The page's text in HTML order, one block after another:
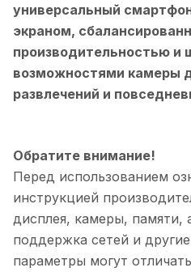
универсальный
экраном,
производительностью и
возможностями камеры
развлечений и
Обратите внимание!
Перед использованием
инструкцией
дисплея, камеры, памяти,
поддержка сетей и
параметры могут